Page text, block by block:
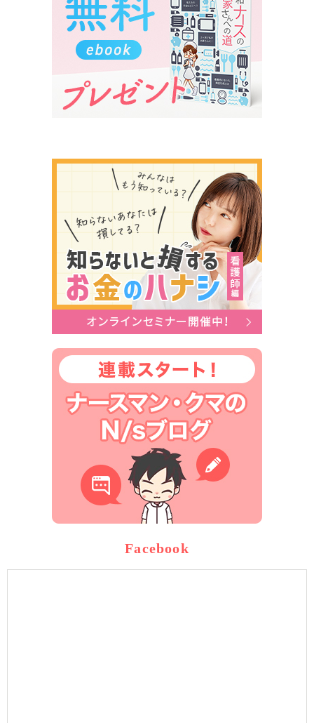
Facebook